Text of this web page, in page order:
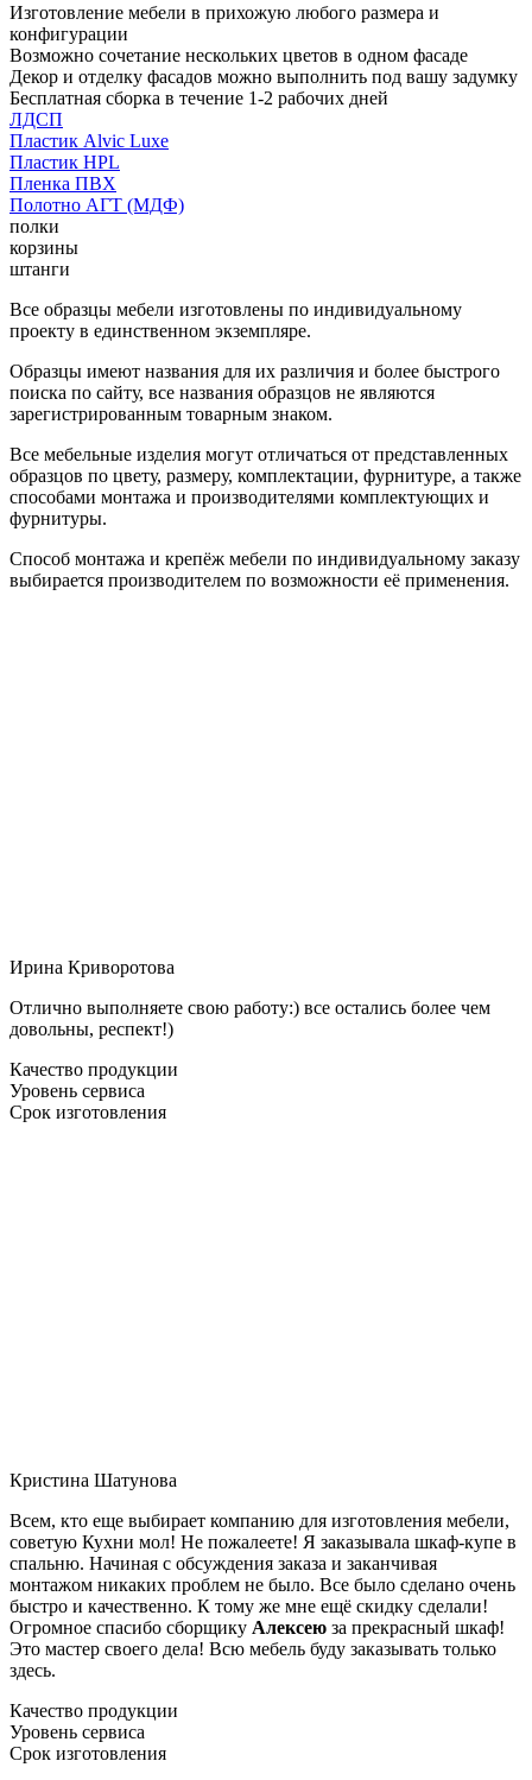
Изготовление мебели в прихожую любого размера и
конфигурации
Возможно сочетание нескольких цветов в одном фасаде
Декор и отделку фасадов можно выполнить под вашу задумку
Бесплатная сборка в течение 1-2 рабочих дней
ЛДСП
Пластик Alvic Luxe
Пластик HPL
Пленка ПВХ
Полотно АГТ (МДФ)
полки
корзины
штанги
Все образцы мебели изготовлены по индивидуальному
проекту в единственном экземпляре.
Образцы имеют названия для их различия и более быстрого
поиска по сайту, все названия образцов не являются
зарегистрированным товарным знаком.
Все мебельные изделия могут отличаться от представленных
образцов по цвету, размеру, комплектации, фурнитуре, а также
способами монтажа и производителями комплектующих и
фурнитуры.
Способ монтажа и крепёж мебели по индивидуальному заказу
выбирается производителем по возможности её применения.
Ирина Криворотова
Отлично выполняете свою работу:) все остались более чем
довольны, респект!)
Качество продукции
Уровень сервиса
Срок изготовления
Кристина Шатунова
Всем, кто еще выбирает компанию для изготовления мебели,
советую Кухни мол! Не пожалеете! Я заказывала шкаф-купе в
спальню. Начиная с обсуждения заказа и заканчивая
монтажом никаких проблем не было. Все было сделано очень
быстро и качественно. К тому же мне ещё скидку сделали!
Огромное спасибо сборщику Алексею за прекрасный шкаф!
Это мастер своего дела! Всю мебель буду заказывать только
здесь.
Качество продукции
Уровень сервиса
Срок изготовления